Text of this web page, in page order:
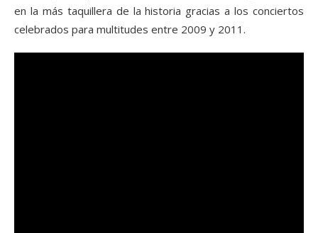
en la más taquillera de la historia gracias a los conciertos
celebrados para multitudes entre 2009 y 2011.